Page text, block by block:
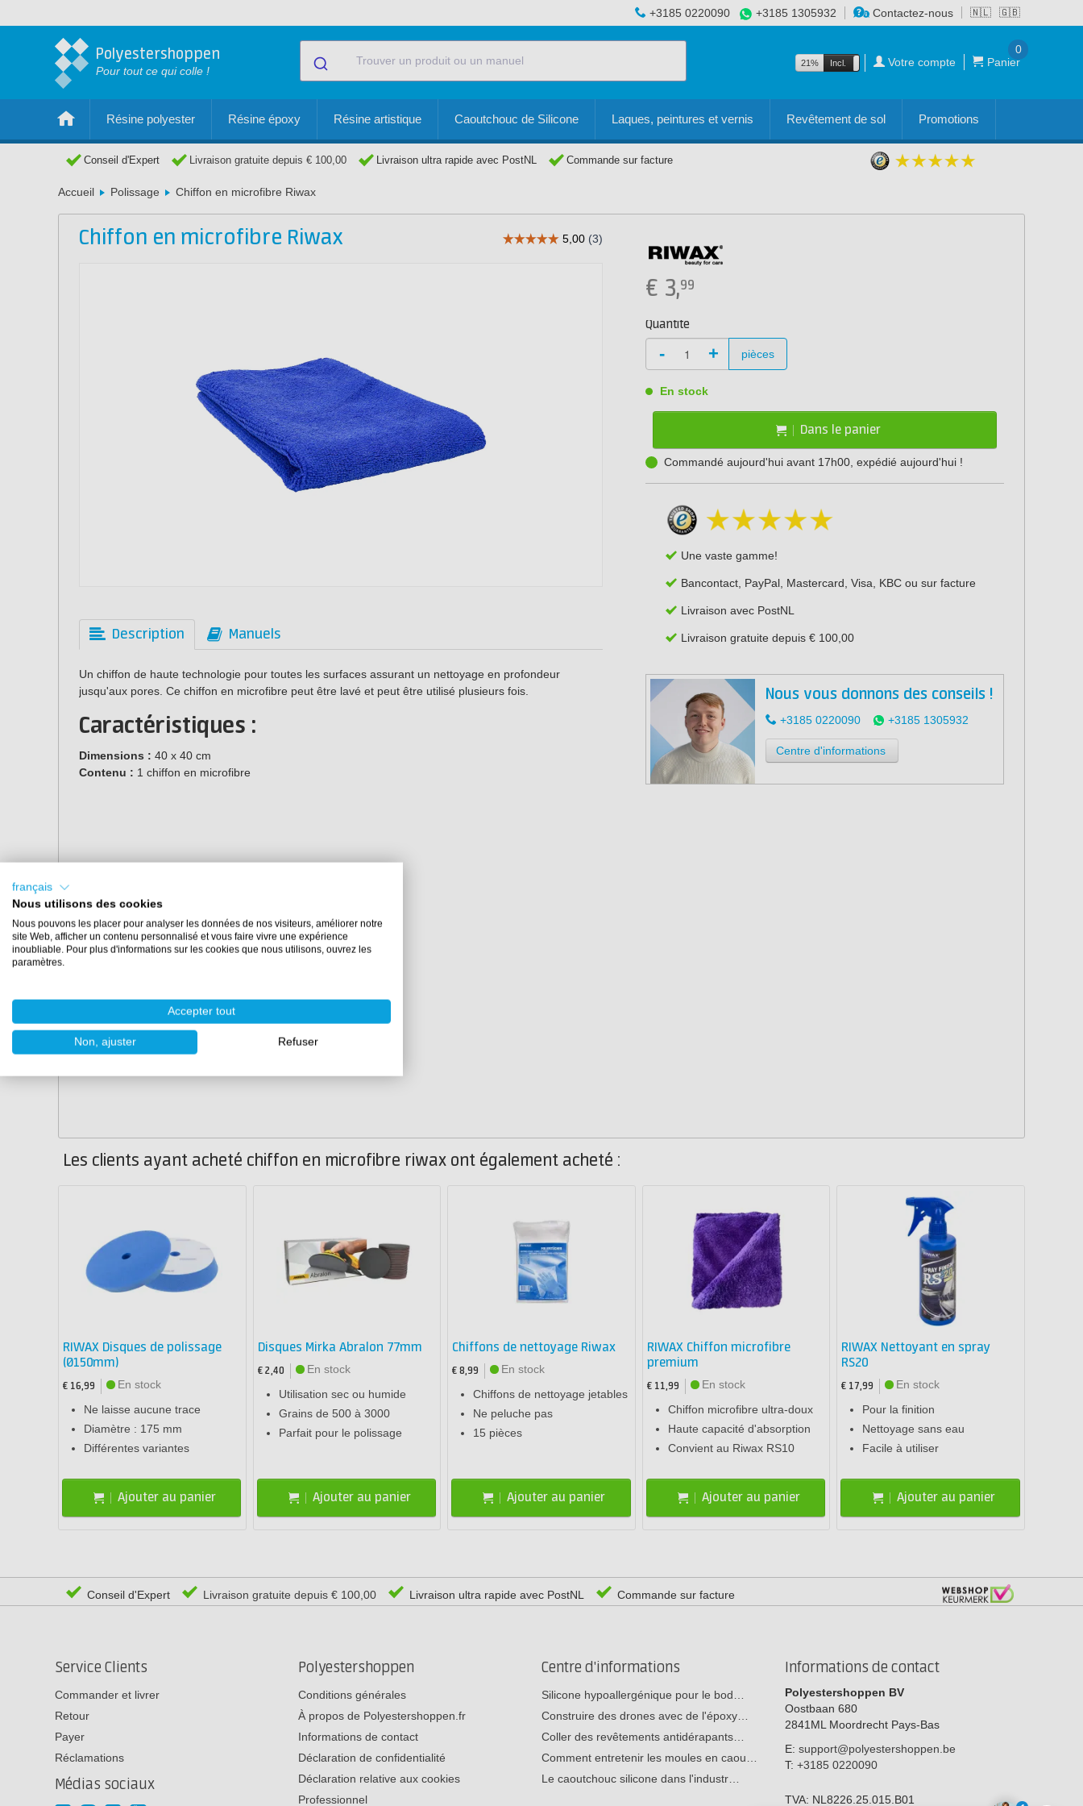
🇳🇱 🇬🇧
+3185 0220090 +3185 1305932 Contactez-nous
Polyestershoppen
Pour tout ce qui colle !
21% Incl. Excl. Votre compte Panier
0
Résine polyester Résine époxy Résine artistique Caoutchouc de Silicone Laques, peintures et vernis Revêtement de sol Promotions
Conseil d'Expert Livraison gratuite depuis € 100,00 Livraison ultra rapide avec PostNL Commande sur facture
Accueil Polissage Chiffon en microfibre Riwax
Chiffon en microfibre Riwax
Description Manuels
Un chiffon de haute technologie pour toutes les surfaces assurant un nettoyage en profondeur
jusqu'aux pores. Ce chiffon en microfibre peut être lavé et peut être utilisé plusieurs fois.
Caractéristiques :
Dimensions : 40 x 40 cm
Contenu : 1 chiffon en microfibre
€ 3,99
Quantité
- + pièces
En stock
Dans le panier
Commandé aujourd'hui avant 17h00, expédié aujourd'hui !
Une vaste gamme!
Bancontact, PayPal, Mastercard, Visa, KBC ou sur facture
Livraison avec PostNL
Livraison gratuite depuis € 100,00
Nous vous donnons des conseils !
+3185 0220090 +3185 1305932
Centre d'informations
Les clients ayant acheté chiffon en microfibre riwax ont également acheté :
RIWAX Disques de polissage
(Ø150mm)
€ 16,99
En stock
Ne laisse aucune trace
Diamètre : 175 mm
Différentes variantes
Ajouter au panier
Disques Mirka Abralon 77mm
€ 2,40
En stock
Utilisation sec ou humide
Grains de 500 à 3000
Parfait pour le polissage
Ajouter au panier
Chiffons de nettoyage Riwax
€ 8,99
En stock
Chiffons de nettoyage jetables
Ne peluche pas
15 pièces
Ajouter au panier
RIWAX Chiffon microfibre
premium
€ 11,99
En stock
Chiffon microfibre ultra-doux
Haute capacité d'absorption
Convient au Riwax RS10
Ajouter au panier
RIWAX Nettoyant en spray
RS20
€ 17,99
En stock
Pour la finition
Nettoyage sans eau
Facile à utiliser
Ajouter au panier
Conseil d'Expert Livraison gratuite depuis € 100,00 Livraison ultra rapide avec PostNL Commande sur facture
Service Clients
Commander et livrer
Retour
Payer
Réclamations
Médias sociaux
Polyestershoppen
Conditions générales
À propos de Polyestershoppen.fr
Informations de contact
Déclaration de confidentialité
Déclaration relative aux cookies
Professionnel
Centre d'informations
Silicone hypoallergénique pour le bod…
Construire des drones avec de l'époxy…
Coller des revêtements antidérapants…
Comment entretenir les moules en caou…
Le caoutchouc silicone dans l'industr…
Informations de contact
Polyestershoppen BV
Oostbaan 680
2841ML Moordrecht Pays-Bas
E: support@polyestershoppen.be
T: +3185 0220090
TVA: NL8226.25.015.B01
français
Nous utilisons des cookies
Nous pouvons les placer pour analyser les données de nos visiteurs, améliorer notre
site Web, afficher un contenu personnalisé et vous faire vivre une expérience
inoubliable. Pour plus d'informations sur les cookies que nous utilisons, ouvrez les
paramètres.
Accepter tout
Non, ajuster Refuser